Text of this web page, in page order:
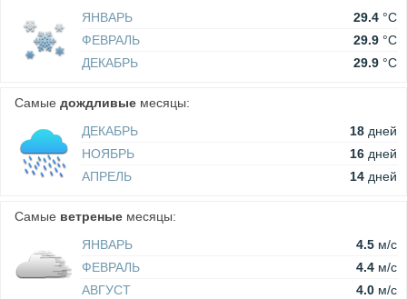
ЯНВАРЬ
29.4 °C
ФЕВРАЛЬ
29.9 °C
ДЕКАБРЬ
29.9 °C
Самые дождливые месяцы:
ДЕКАБРЬ
18 дней
НОЯБРЬ
16 дней
АПРЕЛЬ
14 дней
Самые ветреные месяцы:
ЯНВАРЬ
4.5 м/c
ФЕВРАЛЬ
4.4 м/c
АВГУСТ
4.0 м/c